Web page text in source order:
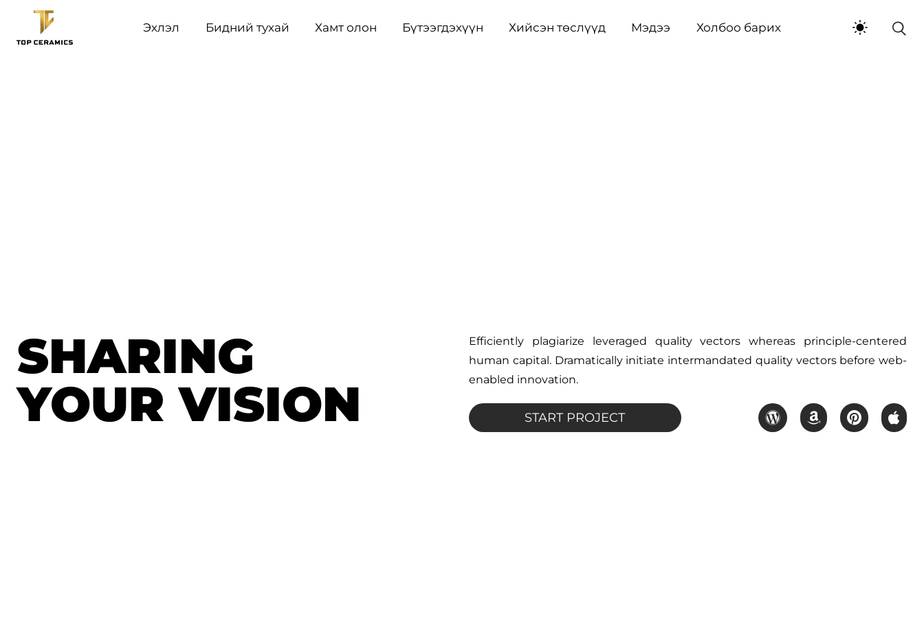
Эхлэл Бидний тухай Хамт олон Бүтээгдэхүүн Хийсэн төслүүд Мэдээ Холбоо барих
SHARING
YOUR VISION
Efficiently plagiarize leveraged quality vectors whereas principle-centered
human capital. Dramatically initiate intermandated quality vectors before web-
enabled innovation.
START PROJECT